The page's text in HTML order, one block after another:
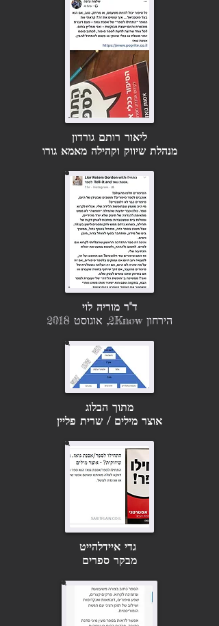
ליאור רותם גורדון
מנהלת שיווק וקהילה מאמא גורו
ד"ר מוריה לוי
הירחון 2Know, אוגוסט 2018
מתוך הבלוג
אוצר מילים / שרית פליין
גדי איידלהייט
מבקר ספרים